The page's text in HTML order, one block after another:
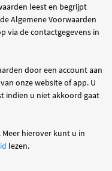
leest en begrijpt
Algemene Voorwaarden
via de contactgegevens in
door een account aan
onze website of app. U
indien u niet akkoord gaat
Meer hierover kunt u in
lezen.